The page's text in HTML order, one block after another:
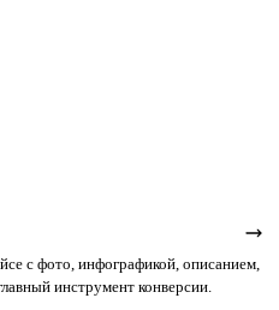
с фото, инфографикой, описанием,
инструмент конверсии.